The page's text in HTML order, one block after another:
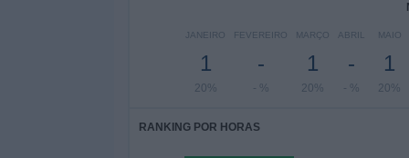
JANEIRO
1
20%
FEVEREIRO
-
- %
MARÇO
1
20%
ABRIL
-
- %
MAIO
1
20%
RANKING POR HORAS